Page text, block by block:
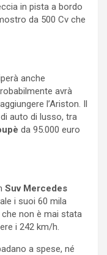
in pista a bordo
da 500 Cv che
anche
avrà
l’Ariston. Il
auto di lusso, tra
da 95.000 euro
Suv Mercedes
i suoi 60 mila
che non è mai stata
i 242 km/h.
a spese, né